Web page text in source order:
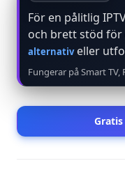
För en pålitlig
och brett stöd för
alternativeller
Fungerar på Smart TV,